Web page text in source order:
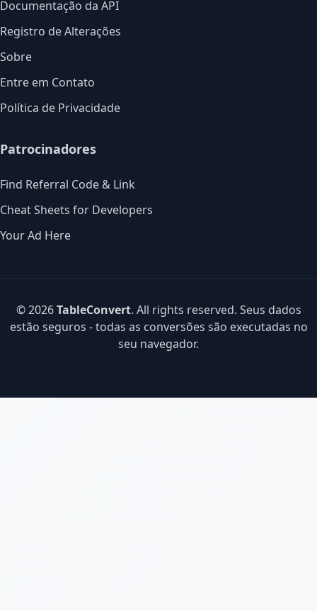
Documentação da API
Registro de Alterações
Sobre
Entre em Contato
Política de Privacidade
Patrocinadores
Find Referral Code & Link
Cheat Sheets for Developers
Your Ad Here
© 2026TableConvert. All rights reserved. Seus dados
estão seguros - todas as conversões são executadas no
seu navegador.